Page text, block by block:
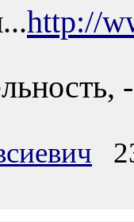
http://
-